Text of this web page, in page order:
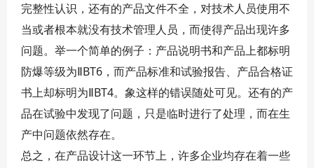
完整性认识，还有的产品文件不全，对技术人员使用不
当或者根本就没有技术管理人员，而使得产品出现许多
问题。举一个简单的例子：产品说明书和产品上都标明
防爆等级为ⅡBT6，而产品标准和试验报告、产品合格证
书上却标明为ⅡBT4。象这样的错误随处可见。还有的产
品在试验中发现了问题，只是临时进行了处理，而在生
产中问题依然存在。
总之，在产品设计这一环节上，许多企业均存在着一些